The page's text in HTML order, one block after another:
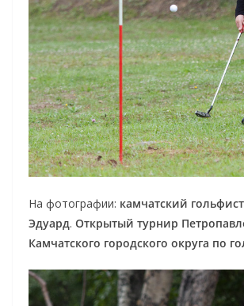
На фотографии: камчатский
Эдуард. Открытый турнир
Камчатского городского округа по